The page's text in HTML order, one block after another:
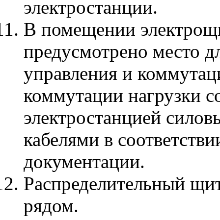
электростанции.
В помещении
предусмотрено место
управления и
коммутации нагрузки
электростанцией
кабелями в
документации.
Распределительный
рядом.